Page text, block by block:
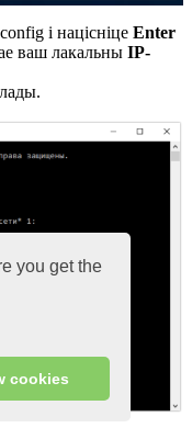
you get the
cookies
і націсніце Enter
ваш лакальны IP-